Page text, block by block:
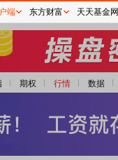
期权 行情 数据
端 东方财富 天天基金网